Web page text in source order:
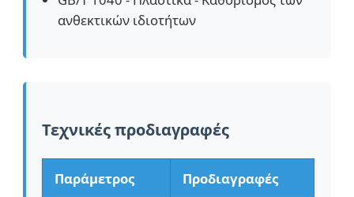
ανθεκτικών ιδιοτήτων
Τεχνικές προδιαγραφές
Παράμετρος Προδιαγραφές